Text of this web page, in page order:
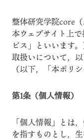
整体研究学院core
本ウェブサイト上
ビス」といいます
取扱いについて，
（以下，「本ポリ
第1条（個人情報）
「個人情報」とは
を指すものとし，